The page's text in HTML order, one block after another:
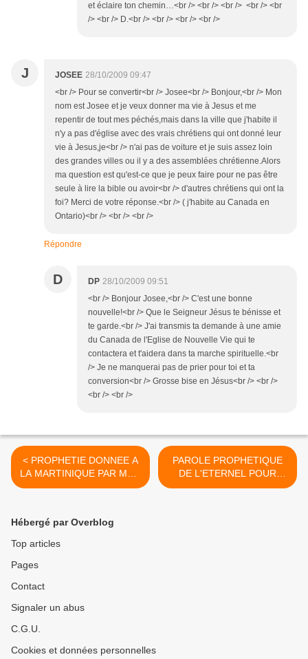
et éclaire ton chemin…<br /> <br /> <br /> <br /> <br
/> <br /> D.<br /> <br /> <br /> <br />
J JOSEE 28/10/2009 09:47
<br /> Pour se convertir<br /> Josee<br /> Bonjour,<br /> Mon
nom est Josee et je veux donner ma vie à Jesus et me
repentir de tout mes péchés,mais dans la ville que j'habite il
n'y a pas d'église avec des vrais chrétiens qui ont donné leur
vie à Jesus,je<br /> n'ai pas de voiture et je suis assez loin
des grandes villes ou il y a des assemblées chrétienne.Alors
ma question est qu'est-ce que je peux faire pour ne pas être
seule à lire la bible ou avoir<br /> d'autres chrétiens qui ont la
foi? Merci de votre réponse.<br /> ( j'habite au Canada en
Ontario)<br /> <br /> <br />
Répondre
D DP 28/10/2009 09:51
<br /> Bonjour Josee,<br /> C'est une bonne
nouvelle!<br /> Que le Seigneur Jésus te bénisse et
te garde.<br /> J'ai transmis ta demande à une amie
du Canada de l'Eglise de Nouvelle Vie qui te
contactera et t'aidera dans ta marche spirituelle.<br
/> Je ne manquerai pas de prier pour toi et ta
conversion<br /> Grosse bise en Jésus<br /> <br />
<br /> <br />
< PROPHETIE DONNEE A
LA MARTINIQUE PAR Malik
EDWARDS (Janvier 2006)
PAROLE PROPHETIQUE
DE L'ETERNEL POUR
L'AFRIQUE PAR
Hébergé par Overblog
Top articles
Pages
Contact
Signaler un abus
C.G.U.
Cookies et données personnelles